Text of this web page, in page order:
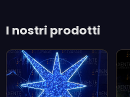
I nostri prodotti